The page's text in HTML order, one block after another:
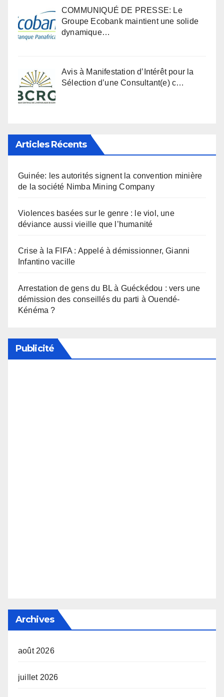
COMMUNIQUÉ DE PRESSE: Le
Groupe Ecobank maintient une solide
dynamique…
Avis à Manifestation d’Intérêt pour la
Sélection d’une Consultant(e) c…
Articles Récents
Guinée: les autorités signent la convention minière
de la société Nimba Mining Company
Violences basées sur le genre : le viol, une
déviance aussi vieille que l’humanité
Crise à la FIFA : Appelé à démissionner, Gianni
Infantino vacille
Arrestation de gens du BL à Guéckédou : vers une
démission des conseillés du parti à Ouendé-
Kénéma ?
Publicité
Archives
août 2026
juillet 2026